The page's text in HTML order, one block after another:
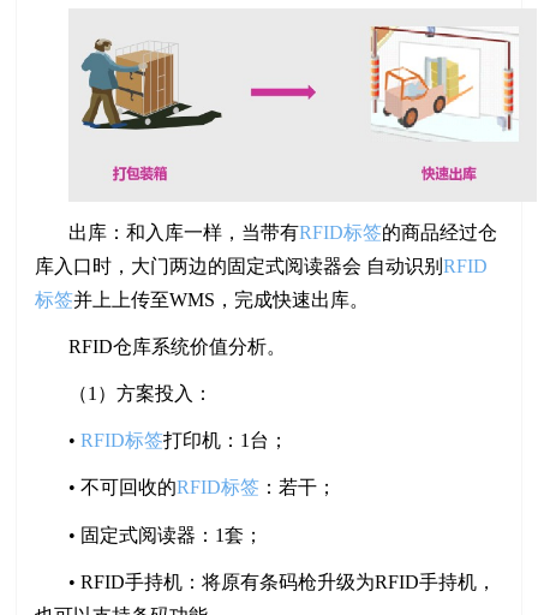
出库：和入库一样，当带有RFID标签的商品经过仓
库入口时，大门两边的固定式阅读器会 自动识别RFID
标签并上上传至WMS，完成快速出库。
RFID仓库系统价值分析。
（1）方案投入：
•RFID标签打印机：1台；
• 不可回收的RFID标签 ：若干；
• 固定式阅读器：1套；
• RFID手持机：将原有条码枪升级为RFID手持机，